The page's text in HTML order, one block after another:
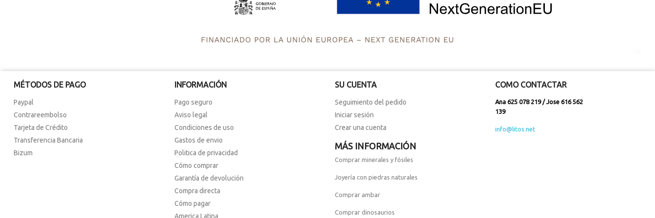
MÉTODOS DE PAGO
Paypal
Contrareembolso
Tarjeta de Crédito
Transferencia Bancaria
Bizum
INFORMACIÓN
Pago seguro
Aviso legal
Condiciones de uso
Gastos de envio
Politica de privacidad
Cómo comprar
Garantía de devolución
Compra directa
Cómo pagar
America Latina
SU CUENTA
Seguimiento del pedido
Iniciar sesión
Crear una cuenta
COMO CONTACTAR
Ana 625 078 219 / Jose 616 562
139
info@litos.net
MÁS INFORMACIÓN
Comprar minerales y fósiles
Joyería con piedras naturales
Comprar ambar
Comprar dinosaurios